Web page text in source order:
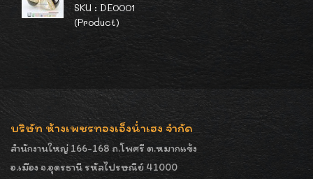
SKU : DE0001
(Product)
บริษัท ห้างเพชรทองเอ็งน่ำเฮง จำกัด
สำนักงานใหญ่ 166-168 ถ.โพศรี ต.หมากแข้ง
อ.เมือง จ.อุดรธานี รหัสไปรษณีย์ 41000